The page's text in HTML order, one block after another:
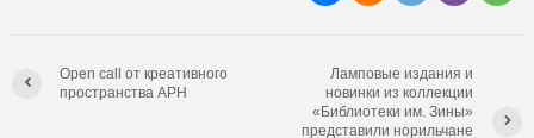
Open call от креативного
пространства АРН
Ламповые издания и
новинки из коллекции
«Библиотеки им. Зины»
представили норильчане